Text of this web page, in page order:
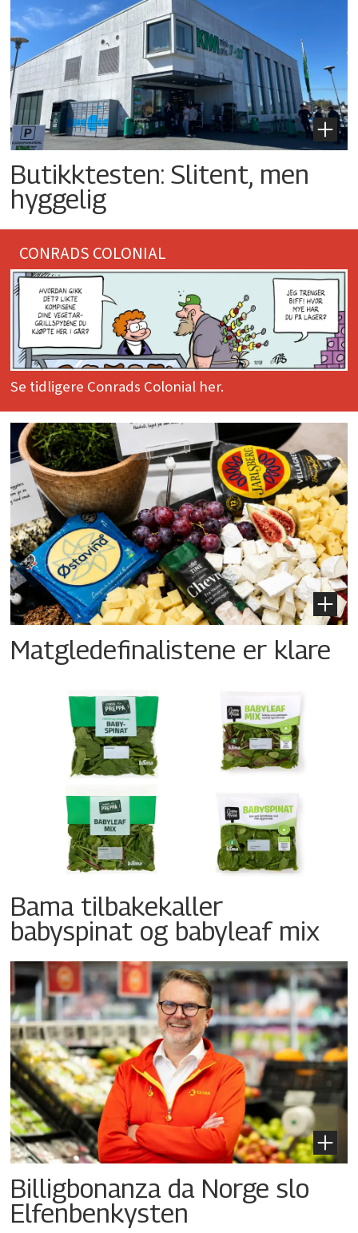
Butikktesten: Slitent, men
hyggelig
CONRADS COLONIAL
Se tidligere Conrads Colonial her.
Matgledefinalistene er klare
Bama tilbakekaller
babyspinat og babyleaf mix
Billigbonanza da Norge slo
Elfenbenkysten